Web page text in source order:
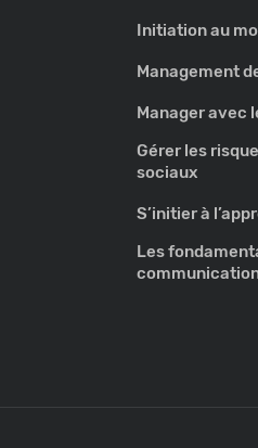
Initiation au
Management
Manager avec
Gérer les
sociaux
S’initier à
Les